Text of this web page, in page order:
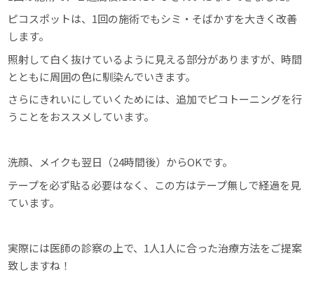
ピコスポットは、1回の施術でもシミ・そばかすを大きく改善
します。
照射して白く抜けているように見える部分がありますが、時間
とともに周囲の色に馴染んでいきます。
さらにきれいにしていくためには、追加でピコトーニングを行
うことをおススメしています。
洗顔、メイクも翌日（24時間後）からOKです。
テープを必ず貼る必要はなく、この方はテープ無しで経過を見
ています。
実際には医師の診察の上で、1人1人に合った治療方法をご提案
致しますね！